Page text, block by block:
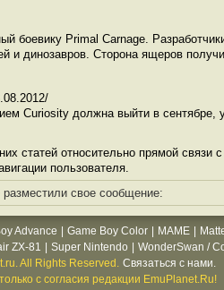
боевику Primal Carnage.
и динозавров. Сторона ящеров
Curiosity должна выйти в сентябре,
статей относительно прямой связи
пользователя.
свое сообщение:
Advance Game Boy Color MAME
ZX-81 Super Nintendo WonderSwan /
All Rights Reserved. Связаться с нами.
с согласия редакции EmuPlanet.Ru!